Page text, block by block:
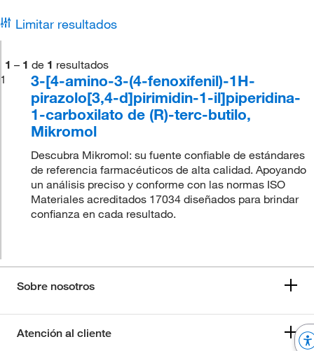
Limitar resultados
1 – 1 de 1 resultados
1
3-[4-amino-3-(4-fenoxifenil)-1H-
pirazolo[3,4-d]pirimidin-1-il]piperidina-
1-carboxilato de (R)-terc-butilo,
Mikromol
Descubra Mikromol: su fuente confiable de estándares
de referencia farmacéuticos de alta calidad. Apoyando
un análisis preciso y conforme con las normas ISO
Materiales acreditados 17034 diseñados para brindar
confianza en cada resultado.
Sobre nosotros
Atención al cliente